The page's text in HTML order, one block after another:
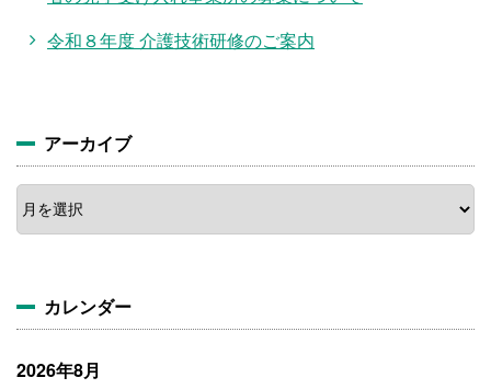
令和８年度 介護技術研修のご案内
アーカイブ
ア
ー
カ
カレンダー
2026年8月